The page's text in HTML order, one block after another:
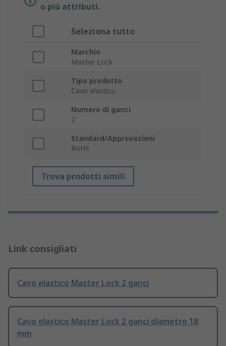
o più attributi.
Seleziona tutto
Marchio
Master Lock
Tipo prodotto
Cavo elastico
Numero di ganci
2
Standard/Approvazioni
RoHS
Trova prodotti simili
Link consigliati
Cavo elastico Master Lock 2 ganci
Cavo elastico Master Lock 2 ganci diametro 18
mm